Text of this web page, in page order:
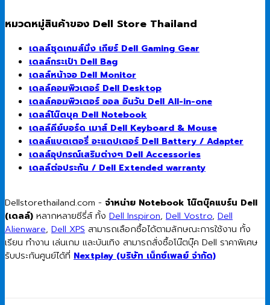
หมวดหมู่สินค้าของ Dell Store Thailand
เดลล์ชุดเกมส์มิ่ง เกียร์ Dell Gaming Gear
เดลล์กระเป๋า Dell Bag
เดลล์หน้าจอ Dell Monitor
เดลล์คอมพิวเตอร์ Dell Desktop
เดลล์คอมพิวเตอร์ ออล อินวัน Dell All-in-one
เดลล์โน๊ตบุค Dell Notebook
เดลล์คีย์บอร์ด เมาส์ Dell Keyboard & Mouse
เดลล์แบตเตอรี่ อะแดปเตอร์ Dell Battery / Adapter
เดลล์อุปกรณ์เสริมต่างๆ Dell Accessories
เดลล์ต่อประกัน / Dell Extended warranty
Dellstorethailand.com - จำหน่าย Notebook โน๊ตบุ๊คแบร์น Dell
(เดลล์) หลากหลายซีรี่ส์ ทั้ง Dell Inspiron, Dell Vostro, Dell
Alienware, Dell XPS สามารถเลือกซื้อได้ตามลักษณะการใช้งาน ทั้ง
เรียน ทำงาน เล่นเกม และบันเทิง สามารถสั่งซื้อโน๊ตบุ๊ค Dell ราคาพิเศษ
รับประกันศูนย์ได้ที่ Nextplay (บริษัท เน็กซ์เพลย์ จำกัด)